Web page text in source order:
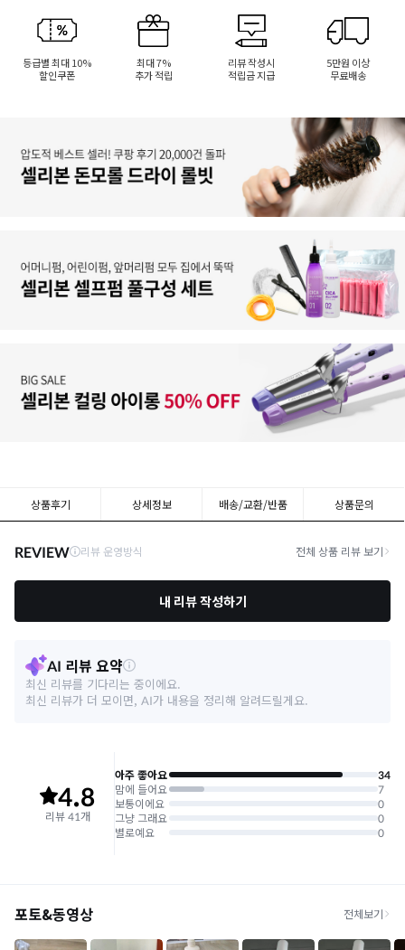
등급별 최대 10%
할인쿠폰
최대 7%
추가 적립
리뷰 작성시
적립금 지급
5만원 이상
무료배송
상품후기 상세정보 배송/교환/반품 상품문의